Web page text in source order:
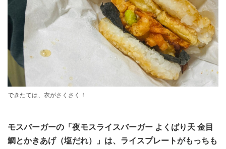
できたては、衣がさくさく！
モスバーガーの「夜モスライスバーガー よくばり天 金目
鯛とかきあげ（塩だれ）」は、ライスプレートがもっちも